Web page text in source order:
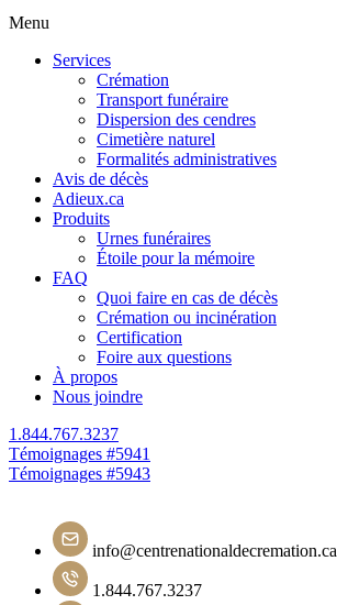
Menu
Services
Crémation
Transport funéraire
Dispersion des cendres
Cimetière naturel
Formalités administratives
Avis de décès
Adieux.ca
Produits
Urnes funéraires
Étoile pour la mémoire
FAQ
Quoi faire en cas de décès
Crémation ou incinération
Certification
Foire aux questions
À propos
Nous joindre
1.844.767.3237
Navigation
de
l'article
Témoignages #5941
Témoignages #5943
info@centrenationaldecremation.ca
1.844.767.3237